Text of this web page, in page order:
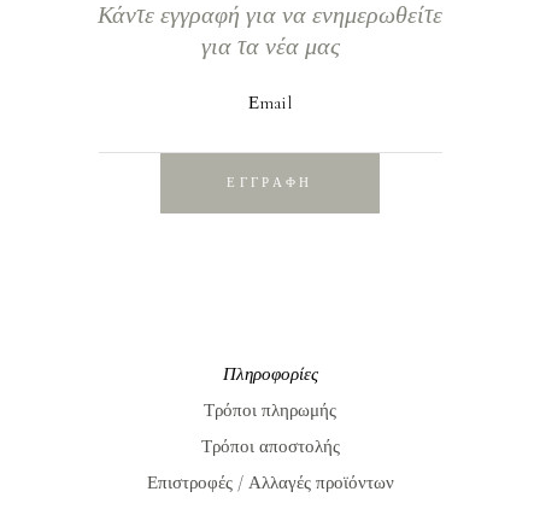
Κάντε εγγραφή για να ενημερωθείτε
για τα νέα μας
Εmail
ΕΓΓΡΑΦΗ
Πληροφορίες
Τρόποι πληρωμής
Τρόποι αποστολής
Επιστροφές / Αλλαγές προϊόντων